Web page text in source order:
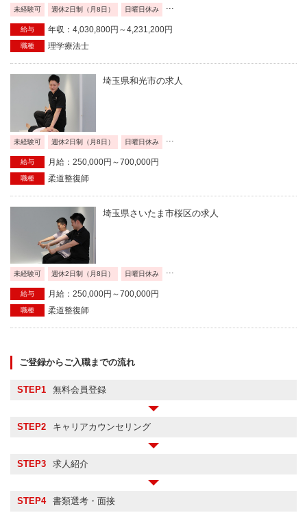
未経験可 週休2日制（月8日） 日曜日休み ...
給与 年収：4,030,800円～4,231,200円
職種 理学療法士
埼玉県和光市の求人
未経験可 週休2日制（月8日） 日曜日休み
給与 月給：250,000円～700,000円
職種 柔道整復師
埼玉県さいたま市桜区の求人
未経験可 週休2日制（月8日） 日曜日休み ...
給与 月給：250,000円～700,000円
職種 柔道整復師
ご登録からご入職までの流れ
STEP1 無料会員登録
STEP2 キャリアカウンセリング
STEP3 求人紹介
STEP4 書類選考・面接